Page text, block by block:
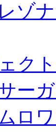
ゾ
ク
ー
ロ